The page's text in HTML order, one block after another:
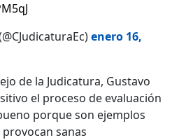
enero 16,
de la Judicatura, Gustavo
el proceso de evaluación
porque son ejemplos
sanas